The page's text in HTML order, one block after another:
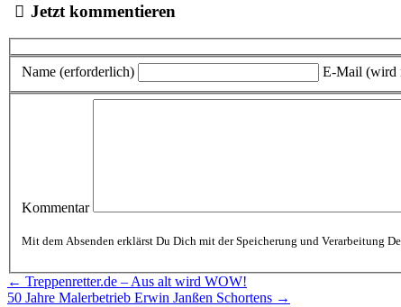
Jetzt kommentieren
Name (erforderlich) E-Mail (wird
Kommentar
← Treppenretter.de – Aus alt wird WOW!
50 Jahre Malerbetrieb Erwin Janßen Schortens →